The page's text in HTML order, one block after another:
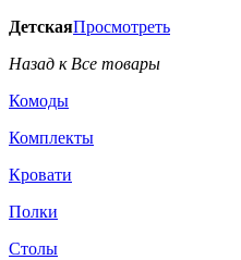
ДетскаяПросмотреть
Назад к Все товары
Комоды
Комплекты
Кровати
Полки
Столы